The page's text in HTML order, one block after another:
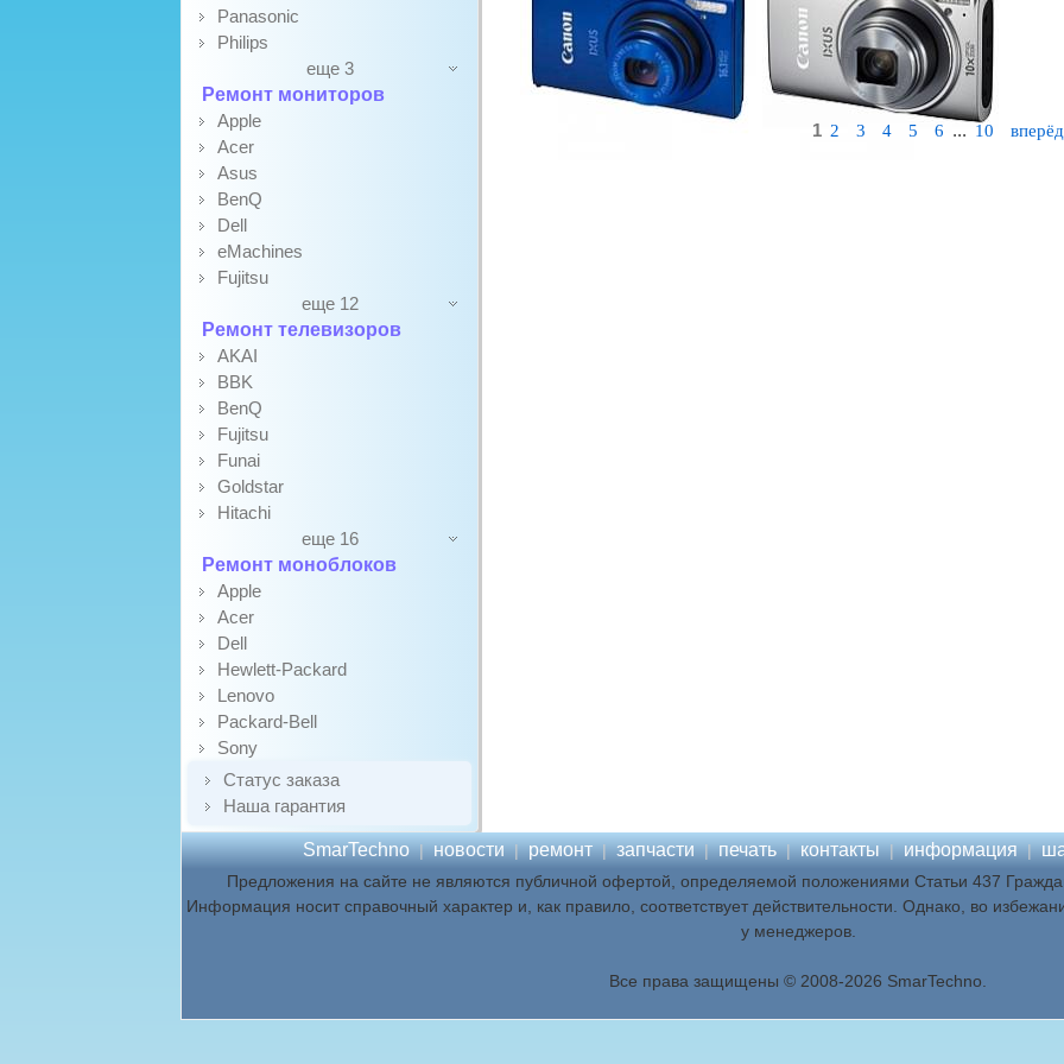
Panasonic
Philips
еще 3
Ремонт мониторов
Apple
Acer
Asus
BenQ
Dell
eMachines
Fujitsu
еще 12
Ремонт телевизоров
AKAI
BBK
BenQ
Fujitsu
Funai
Goldstar
Hitachi
еще 16
Ремонт моноблоков
Apple
Acer
Dell
Hewlett-Packard
Lenovo
Packard-Bell
Sony
Статус заказа
Наша гарантия
1 2 3 4 5 6 ... 10
SmarTechno | новости | ремонт | запчасти | печать | контакты | информация |
Предложения на сайте не являются публичной офертой, определяемой положениями Статьи 437
Информация носит справочный характер и, как правило, соответствует действительности. Однако, во
у менеджеров.
Все права защищены © 2008-2026 SmarTechno.